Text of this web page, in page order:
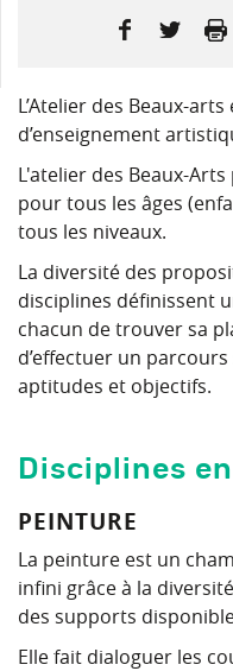
L’Atelier des Beaux-
d’enseignement
L'atelier des Beaux-
pour tous les âges
tous les niveaux.
La diversité des
disciplines définissent
chacun de trouver sa
d’effectuer un
aptitudes et objectifs.
Disciplines
PEINTURE
La peinture est un
infini grâce à la
des supports
Elle fait dialoguer les